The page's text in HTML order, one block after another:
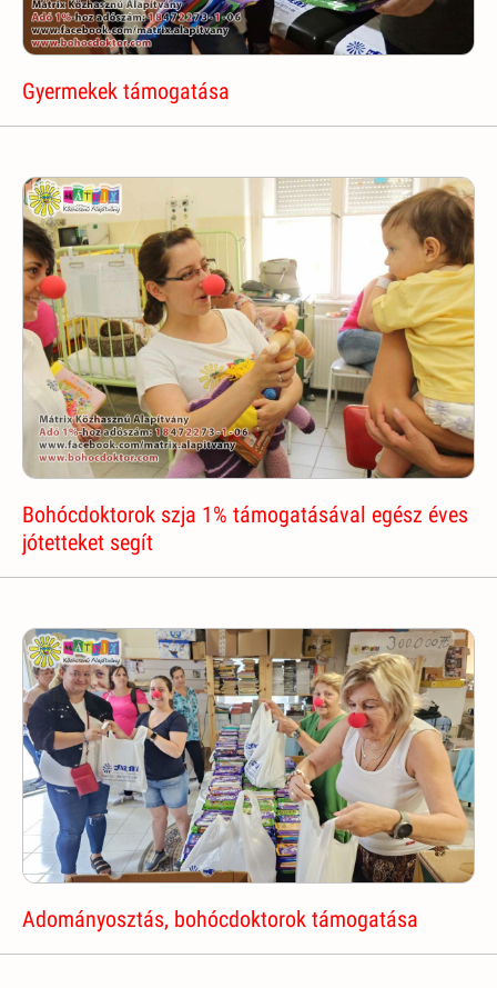
Gyermekek támogatása
Bohócdoktorok szja 1% támogatásával egész éves
jótetteket segít
Adományosztás, bohócdoktorok támogatása